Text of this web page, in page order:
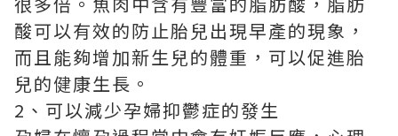
酸可以有效的防止胎兒出現早產的現象，
而且能夠增加新生兒的體重，可以促進胎
兒的健康生長。
2、可以減少孕婦抑鬱症的發生